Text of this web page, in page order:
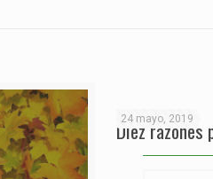
24 mayo, 2019
Diez